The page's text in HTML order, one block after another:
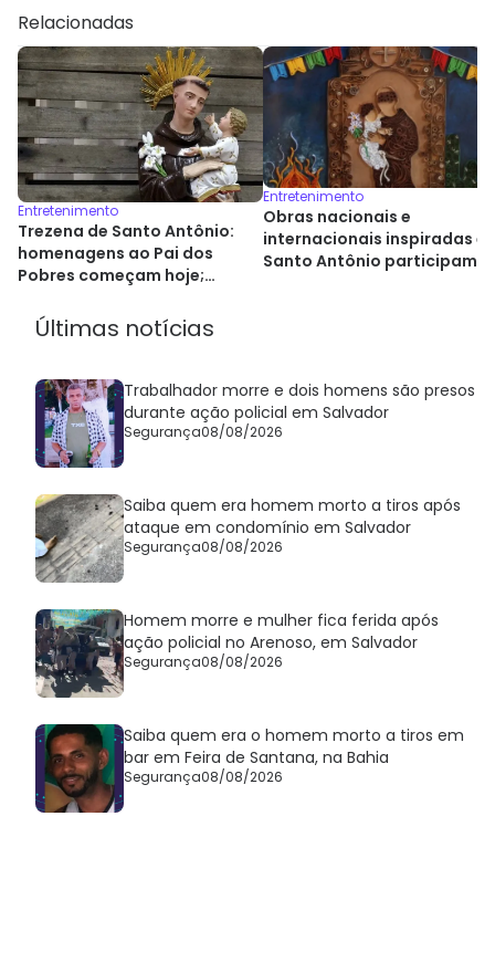
Relacionadas
Entretenimento
Trezena de Santo Antônio:
homenagens ao Pai dos
Pobres começam hoje;
Entretenimento
Obras nacionais e
internacionais inspiradas
Santo Antônio participam
Últimas notícias
Trabalhador morre e dois homens são presos
durante ação policial em Salvador
Segurança08/08/2026
Saiba quem era homem morto a tiros após
ataque em condomínio em Salvador
Segurança08/08/2026
Homem morre e mulher fica ferida após
ação policial no Arenoso, em Salvador
Segurança08/08/2026
Saiba quem era o homem morto a tiros em
bar em Feira de Santana, na Bahia
Segurança08/08/2026